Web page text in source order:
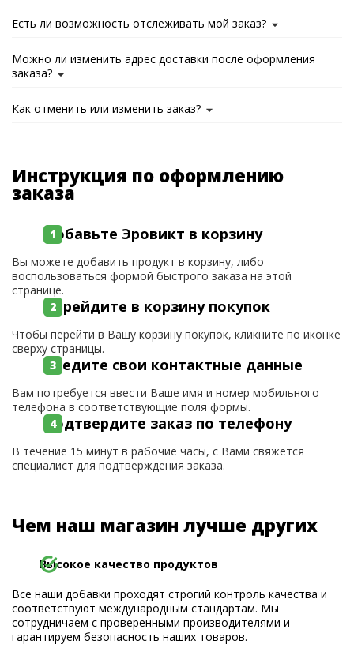
Есть ли возможность отслеживать мой заказ?
Можно ли изменить адрес доставки после оформления
заказа?
Как отменить или изменить заказ?
Инструкция по оформлению
заказа
Добавьте Эровикт в корзину
Вы можете добавить продукт в корзину, либо
воспользоваться формой быстрого заказа на этой
странице.
Перейдите в корзину покупок
Чтобы перейти в Вашу корзину покупок, кликните по иконке
сверху страницы.
Введите свои контактные данные
Вам потребуется ввести Ваше имя и номер мобильного
телефона в соответствующие поля формы.
Подтвердите заказ по телефону
В течение 15 минут в рабочие часы, с Вами свяжется
специалист для подтверждения заказа.
Чем наш магазин лучше других
Высокое качество продуктов
Все наши добавки проходят строгий контроль качества и
соответствуют международным стандартам. Мы
сотрудничаем с проверенными производителями и
гарантируем безопасность наших товаров.